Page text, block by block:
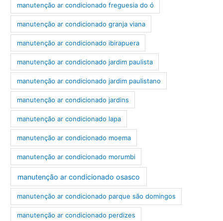
manutenção ar condicionado freguesia do ó
manutenção ar condicionado granja viana
manutenção ar condicionado ibirapuera
manutenção ar condicionado jardim paulista
manutenção ar condicionado jardim paulistano
manutenção ar condicionado jardins
manutenção ar condicionado lapa
manutenção ar condicionado moema
manutenção ar condicionado morumbi
manutenção ar condicionado osasco
manutenção ar condicionado parque são domingos
manutenção ar condicionado perdizes